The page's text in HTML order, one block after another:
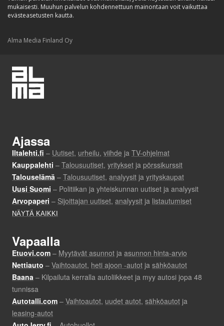
mukaisesti. Muuhun palvelun kohdennettuun mainontaan voit vaikuttaa
evästeasetusten kautta.
Alma Media Finland Oy